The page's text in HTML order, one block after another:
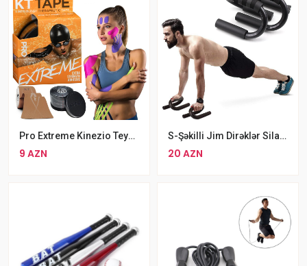
Pro Extreme Kinezio Teyp Yapışqan Kinezioloji Bant
9 AZN
S-Şəkilli Jim Dirəklər Silapro, Qara
20 AZN